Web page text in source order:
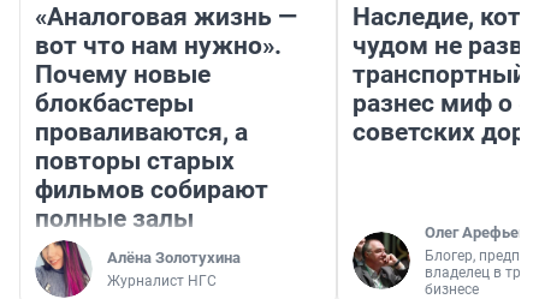
«Аналоговая жизнь —
вот что нам нужно».
Почему новые
блокбастеры
проваливаются, а
повторы старых
фильмов собирают
полные залы
Алёна Золотухина
Журналист НГС
Наследие,
чудом не
транспортный
разнес миф о
советских
Олег Арефьев
Блогер,
владелец в
бизнесе